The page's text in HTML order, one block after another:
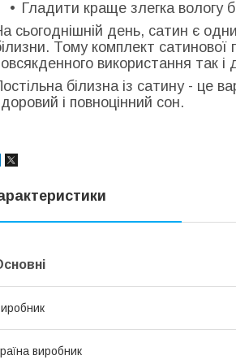
Гладити краще злегка вологу
сьогоднішній день, сатин є
Тому комплект
використання так і
білизна із сатину - це
і повноцінний сон.
виробник